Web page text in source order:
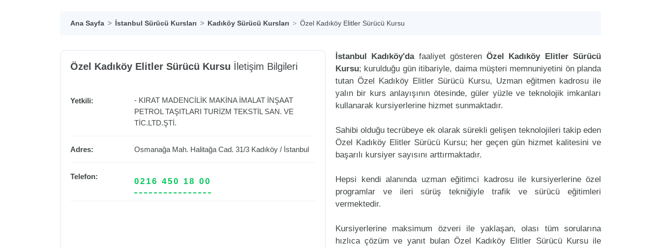
Ana Sayfa İstanbul Sürücü Kursları Kadıköy Sürücü Kursları Özel Kadıköy Elitler Sürücü Kursu
Özel Kadıköy Elitler Sürücü Kursu İletişim Bilgileri
Yetkili:
- KIRAT MADENCİLİK MAKİNA İMALAT İNŞAAT
PETROL TAŞITLARI TURİZM TEKSTİL SAN. VE
TİC.LTD.ŞTİ.
Adres: Osmanağa Mah. Halitağa Cad. 31/3 Kadıköy/ İstanbul
Telefon:
0216 450 18 00
İstanbul Kadıköy'dafaaliyet gösterenÖzel Kadıköy Elitler Sürücü
Kursu; kurulduğu gün itibariyle, daima müşteri memnuniyetini ön planda
tutan Özel Kadıköy Elitler Sürücü Kursu, Uzman eğitmen kadrosu ile
yalın bir kurs anlayışının ötesinde, güler yüzle ve teknolojik imkanları
kullanarak kursiyerlerine hizmet sunmaktadır.
Sahibi olduğu tecrübeye ek olarak sürekli gelişen teknolojileri takip eden
Özel Kadıköy Elitler Sürücü Kursu; her geçen gün hizmet kalitesini ve
başarılı kursiyer sayısını arttırmaktadır.
Hepsi kendi alanında uzman eğitimci kadrosu ile kursiyerlerine özel
programlar ve ileri sürüş tekniğiyle trafik ve sürücü eğitimleri
vermektedir.
Kursiyerlerine maksimum özveri ile yaklaşan, olası tüm sorularına
hızlıca çözüm ve yanıt bulan Özel Kadıköy Elitler Sürücü Kursu ile